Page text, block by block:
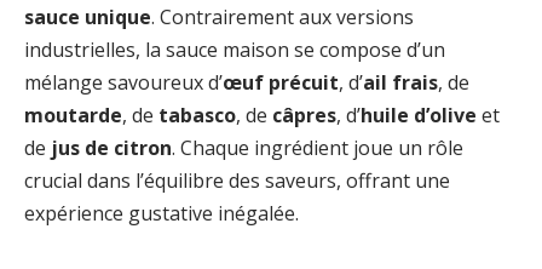
sauce unique. Contrairement aux versions
industrielles, la sauce maison se compose d’un
mélange savoureux d’œuf précuit, d’ail frais, de
moutarde, de tabasco, de câpres, d’huile d’olive et
de jus de citron. Chaque ingrédient joue un rôle
crucial dans l’équilibre des saveurs, offrant une
expérience gustative inégalée.